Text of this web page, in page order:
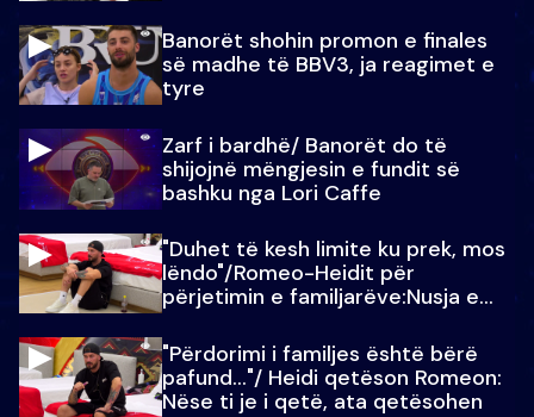
Banorët shohin promon e finales
së madhe të BBV3, ja reagimet e
tyre
Zarf i bardhë/ Banorët do të
shijojnë mëngjesin e fundit së
bashku nga Lori Caffe
"Duhet të kesh limite ku prek, mos
lëndo"/Romeo-Heidit për
përjetimin e familjarëve:Nusja e
"Përdorimi i familjes është bërë
pafund…"/ Heidi qetëson Romeon:
Nëse ti je i qetë, ata qetësohen